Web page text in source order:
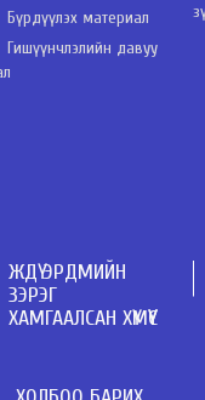
Бүрдүүлэх материал
Гишүүнчлэлийн давуу
ЖДҮ ЭРДМИЙН
ЗЭРЭГ
ХАМГААЛСАН ХҮМҮҮС